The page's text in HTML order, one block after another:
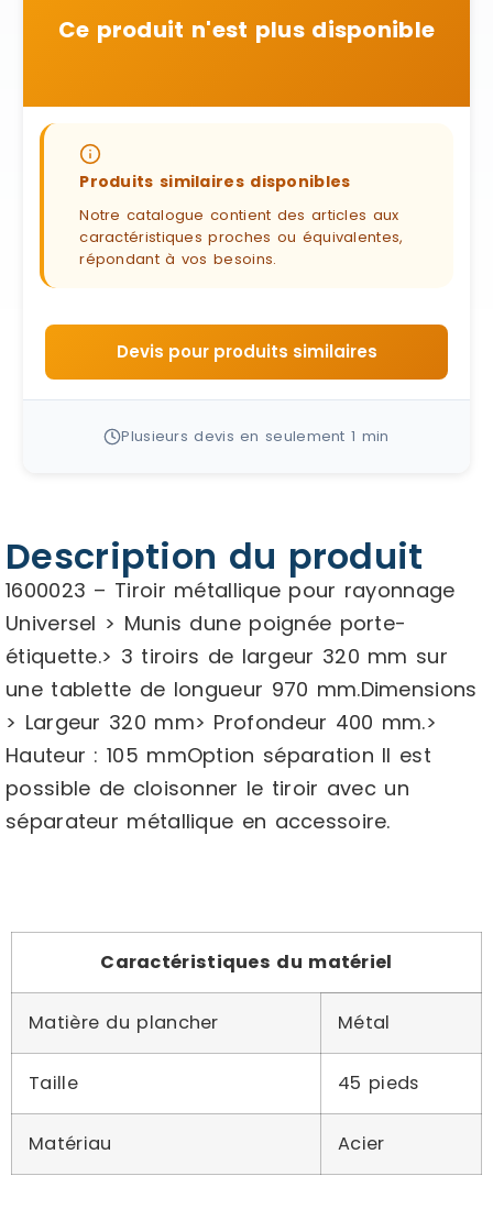
Ce produit n'est plus disponible
Produits similaires disponibles
Notre catalogue contient des articles aux
caractéristiques proches ou équivalentes,
répondant à vos besoins.
Devis pour produits similaires
Plusieurs devis en seulement 1 min
Description du produit
1600023 – Tiroir métallique pour rayonnage
Universel > Munis dune poignée porte-
étiquette.> 3 tiroirs de largeur 320 mm sur
une tablette de longueur 970 mm.Dimensions
> Largeur 320 mm> Profondeur 400 mm.>
Hauteur : 105 mmOption séparation Il est
possible de cloisonner le tiroir avec un
séparateur métallique en accessoire.
Caractéristiques du matériel
Matière du plancher Métal
Taille 45 pieds
Matériau Acier